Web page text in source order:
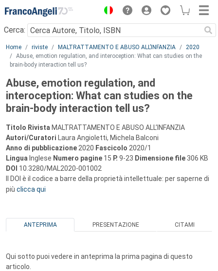
Menu
Cerca:
Main content
Home riviste MALTRATTAMENTO E ABUSO ALL’INFANZIA
2020
Abuse, emotion regulation, and interoception: What can studies on the
brain-body interaction tell us?
Abuse, emotion regulation, and
interoception: What can studies on the
brain-body interaction tell us?
Titolo Rivista MALTRATTAMENTO E ABUSO ALL’INFANZIA
Autori/Curatori Laura Angioletti, Michela Balconi
Anno di pubblicazione 2020 Fascicolo 2020/1
Lingua Inglese Numero pagine 15 P. 9-23 Dimensione file 306 KB
DOI 10.3280/MAL2020-001002
Il DOI è il codice a barre della proprietà intellettuale: per saperne di
più clicca qui
ANTEPRIMA PRESENTAZIONE CITAMI
Qui sotto puoi vedere in anteprima la prima pagina di questo
articolo.